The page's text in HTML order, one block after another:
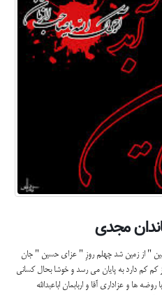
مجدی
" از زمین شد چهلم روزِ " عزای حسین " جان
کم دارد به پایان می رسد و خوشا بحال کسانی
ها و عزاداری آقا و اربابمان اباعبدالله